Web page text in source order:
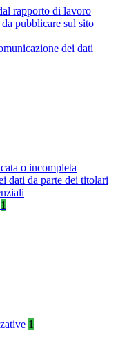
rapporto di lavoro
pubblicare sul sito
dei dati
o incompleta
dati da parte dei titolari
1
1